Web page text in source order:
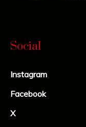
Social
Instagram
Facebook
X